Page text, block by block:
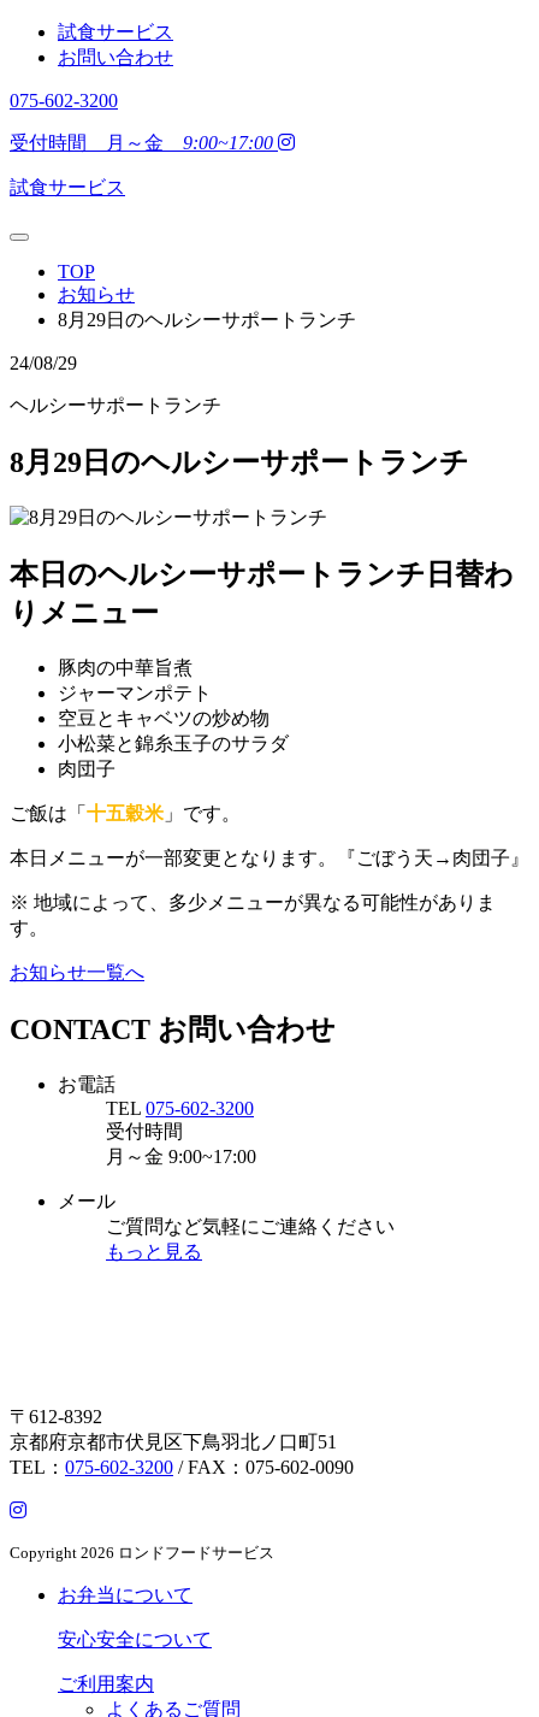
試食サービス
お問い合わせ
075-602-3200
受付時間 月～金 9:00~17:00
試食サービス
TOP
お知らせ
8月29日のヘルシーサポートランチ
24/08/29
ヘルシーサポートランチ
8月29日のヘルシーサポートランチ
本日のヘルシーサポートランチ日替わ
りメニュー
豚肉の中華旨煮
ジャーマンポテト
空豆とキャベツの炒め物
小松菜と錦糸玉子のサラダ
肉団子
ご飯は「 十五穀米 」です。
本日メニューが一部変更となります。『ごぼう天→肉団子』
※ 地域によって、多少メニューが異なる可能性がありま
す。
お知らせ一覧へ
CONTACT お問い合わせ
お電話
TEL 075-602-3200
受付時間
月～金 9:00~17:00
メール
ご質問など気軽にご連絡ください
もっと見る
〒612-8392
京都府京都市伏見区下鳥羽北ノ口町51
TEL： 075-602-3200 / FAX：075-602-0090
Copyright 2026 ロンドフードサービス
お弁当について
安心安全について
ご利用案内
よくあるご質問